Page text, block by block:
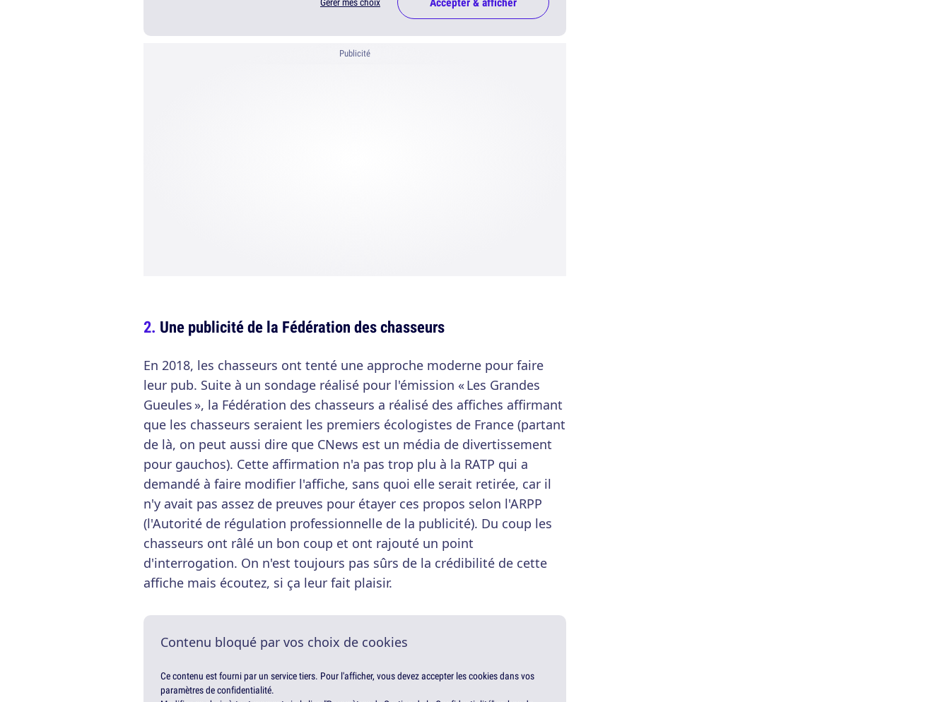
Publicité
Une publicité de la Fédération des chasseurs
En 2018, les chasseurs ont tenté une approche moderne pour faire
leur pub. Suite à un sondage réalisé pour l'émission « Les Grandes
Gueules », la Fédération des chasseurs a réalisé des affiches affirmant
que les chasseurs seraient les premiers écologistes de France (partant
de là, on peut aussi dire que CNews est un média de divertissement
pour gauchos). Cette affirmation n'a pas trop plu à la RATP qui a
demandé à faire modifier l'affiche, sans quoi elle serait retirée, car il
n'y avait pas assez de preuves pour étayer ces propos selon l'ARPP
(l'Autorité de régulation professionnelle de la publicité). Du coup les
chasseurs ont râlé un bon coup et ont rajouté un point
d'interrogation. On n'est toujours pas sûrs de la crédibilité de cette
affiche mais écoutez, si ça leur fait plaisir.
Contenu bloqué par vos choix de cookies
Ce contenu est fourni par un service tiers. Pour l'afficher, vous devez accepter les cookies dans vos
paramètres de confidentialité.